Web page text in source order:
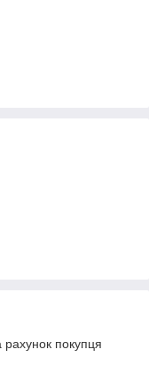
покупця